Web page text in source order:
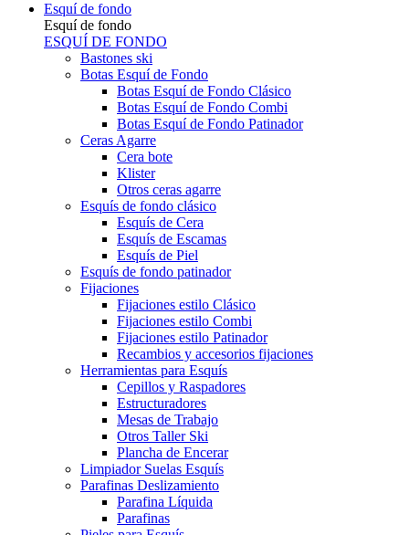
Esquí de fondo
Esquí de fondo
ESQUÍ DE FONDO
Bastones ski
Botas Esquí de Fondo
Botas Esquí de Fondo Clásico
Botas Esquí de Fondo Combi
Botas Esquí de Fondo Patinador
Ceras Agarre
Cera bote
Klister
Otros ceras agarre
Esquís de fondo clásico
Esquís de Cera
Esquís de Escamas
Esquís de Piel
Esquís de fondo patinador
Fijaciones
Fijaciones estilo Clásico
Fijaciones estilo Combi
Fijaciones estilo Patinador
Recambios y accesorios fijaciones
Herramientas para Esquís
Cepillos y Raspadores
Estructuradores
Mesas de Trabajo
Otros Taller Ski
Plancha de Encerar
Limpiador Suelas Esquís
Parafinas Deslizamiento
Parafina Líquida
Parafinas